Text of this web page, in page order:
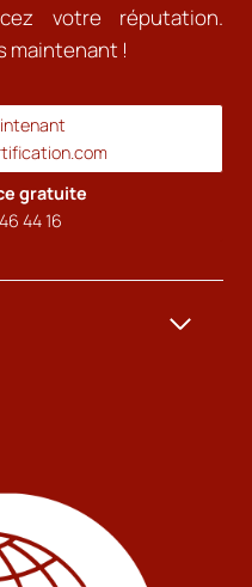
votre réputation.
maintenant !
gratuite
44 16